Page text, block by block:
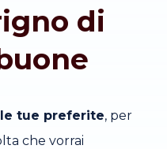
di
tue preferite, per
che vorrai